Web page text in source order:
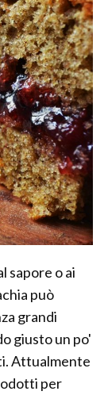
sapore o ai
può
grandi
giusto un po'
Attualmente
per